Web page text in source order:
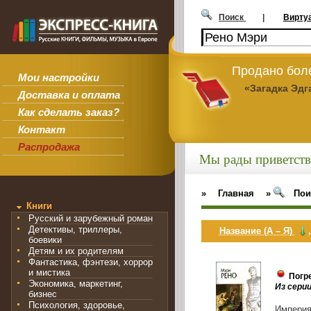
Мои настройки
Доставка и оплата
Как сделать заказ?
Контакт
Распродажа
Поиск |
Продано
«Загадка
Книги
Русский и зарубежный роман
Детективы, триллеры,
боевики
Детям и их родителям
Фантастика, фэнтези, хоррор
и мистика
Экономика, маркетинг,
бизнес
Психология, здоровье,
Мы рады
» Главная »
Название (А – Я)
Из